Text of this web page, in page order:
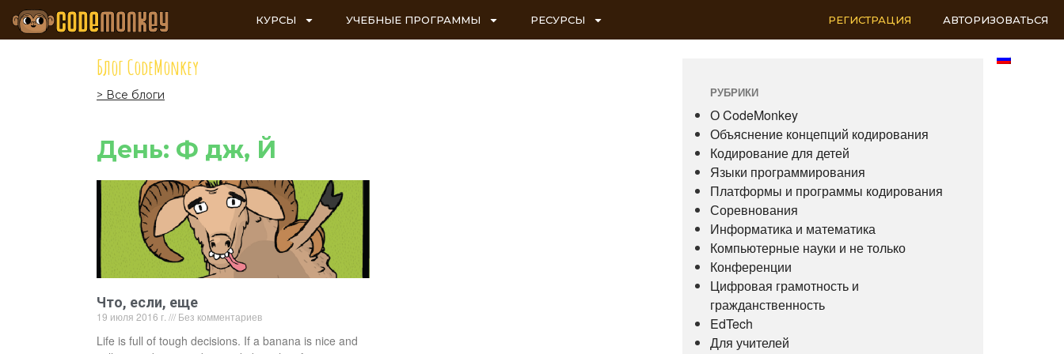
КУРСЫ УЧЕБНЫЕ ПРОГРАММЫ РЕСУРСЫ РЕГИСТРАЦИЯ АВТОРИЗОВАТЬСЯ
Блог CodeMonkey
> Все блоги
День: Ф дж, Й
Что, если, еще
19 июля 2016 г. Без комментариев
Life is full of tough decisions. If a banana is nice and
РУБРИКИ
О CodeMonkey
Объяснение концепций кодирования
Кодирование для детей
Языки программирования
Платформы и программы кодирования
Соревнования
Информатика и математика
Компьютерные науки и не только
Конференции
Цифровая грамотность и
гражданственность
EdTech
Для учителей